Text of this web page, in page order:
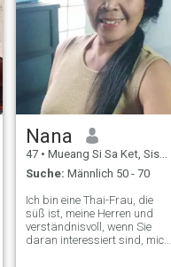
Nana
47 • Mueang Si Sa Ket, Sisaket, Thailand
Suche: Männlich 50 - 70
Ich bin eine Thai-Frau, die
süß ist, meine Herren und
verständnisvoll, wenn Sie
daran interessiert sind, mich